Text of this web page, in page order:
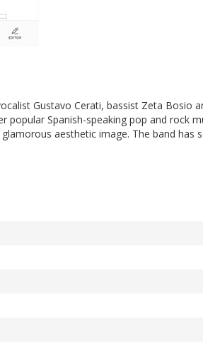
Gustavo Cerati, bassist Zeta Bosio
Spanish-speaking pop and rock
aesthetic image. The band has